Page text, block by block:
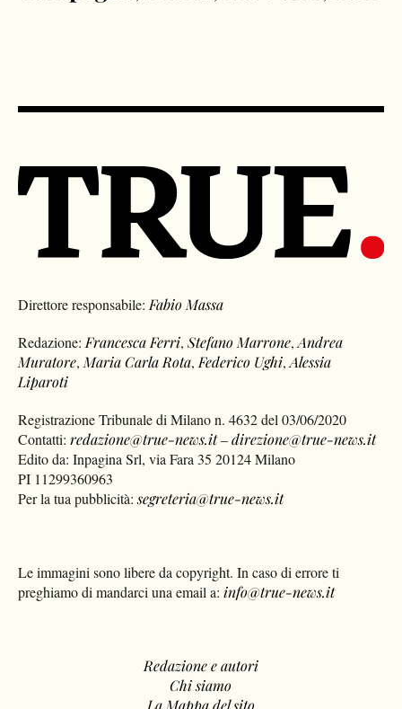
compagna, scorta, dove vive, libri
Redazione:Francesca Ferri,Stefano Marrone,Andrea
Muratore
Registrazione Tribunale di Milano n. 4632 del 03/06/2020
Contatti: redazione@true-news.it–direzione@true-news.it
Edito da: Inpagina Srl, via Fara 35 20124 Milano
PI 11299360963
Le immagini sono libere da copyright. In caso di errore ti
Redazione e autori
Chi siamo